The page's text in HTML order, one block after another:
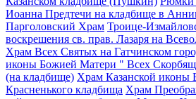
Иоанна Предтечи на кладбище в
Парголовский Храм Троице-
воскрешения св. прав. Лазаря на
Храм Всех Святых на Гатчинском
иконы Божией Матери " Всех
(на кладбище) Храм Казанской иконы
Красненького кладбища Храм